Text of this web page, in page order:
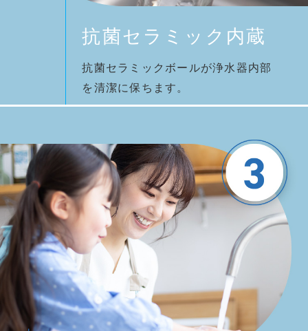
抗菌セラミック内蔵
抗菌セラミックボールが浄水器内部
を清潔に保ちます。